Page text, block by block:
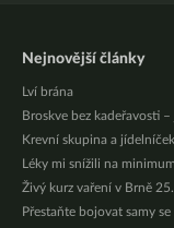
Nejnovější články
Lví brána
Broskve bez kadeřavosti
Krevní skupina a
Léky mi snížili na
Živý kurz vaření v Brně
Přestaňte bojovat samy se